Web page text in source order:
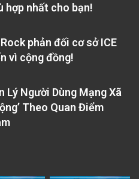
hợp nhất cho bạn!
phản đối cơ sở ICE
vì cộng đồng!
Lý Người Dùng Mạng Xã
Theo Quan Điểm